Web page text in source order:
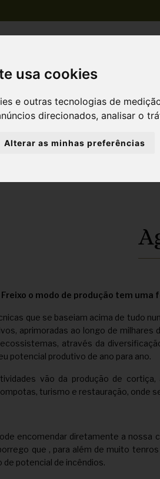
usa cookies
e outras tecnologias de
direcionados, analisar o
Alterar as minhas preferências
Regenerativa
Freixo o modo de produção tem
que se baseiam acima de tudo
aprimoradas ao longo de
através da
potencial produtivo de ano para ano.
vão da produção de
turismo e restauração, onde
encomendar diretamente a
que , para além de muito
de potencial de incêndios.